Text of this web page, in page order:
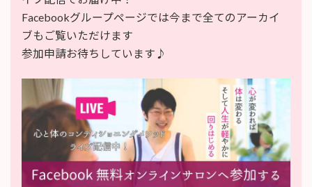
Facebookグループページでは今まで全てのアーカイ
ブもご覧いただけます
参加申請お待ちしています♪